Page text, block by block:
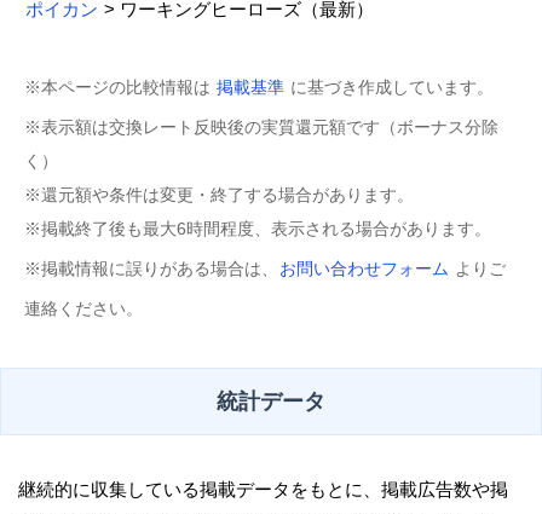
ポイカン > ワーキングヒーローズ（最新）
※本ページの比較情報は 掲載基準 に基づき作成しています。
※表示額は交換レート反映後の実質還元額です（ボーナス分除
く）
※還元額や条件は変更・終了する場合があります。
※掲載終了後も最大6時間程度、表示される場合があります。
※掲載情報に誤りがある場合は、 お問い合わせフォーム よりご
連絡ください。
統計データ
継続的に収集している掲載データをもとに、掲載広告数や掲